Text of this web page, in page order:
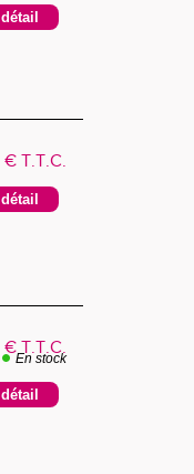
€ T.T.C.
€ T.T.C.
En stock